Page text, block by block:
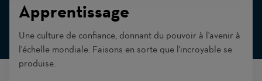
Apprentissage
Une culture de confiance, donnant du pouvoir à l'avenir à
l'échelle mondiale. Faisons en sorte que l'incroyable se
produise.